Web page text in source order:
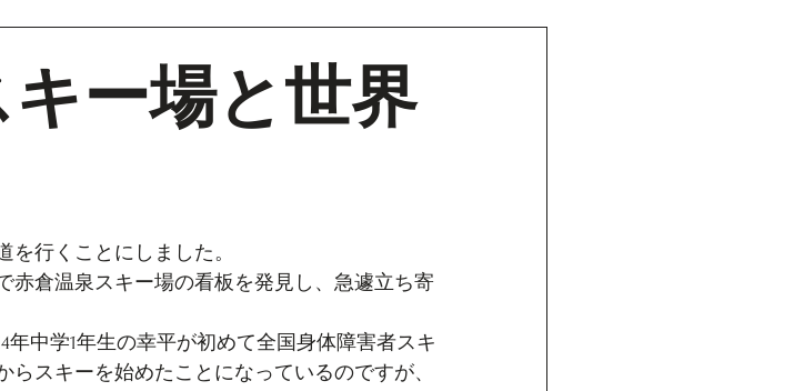
キー場と世界
行くことにしました。
倉温泉スキー場の看板を発見し、急遽立ち寄
中学1年生の幸平が初めて全国身体障害者スキ
スキーを始めたことになっているのですが、